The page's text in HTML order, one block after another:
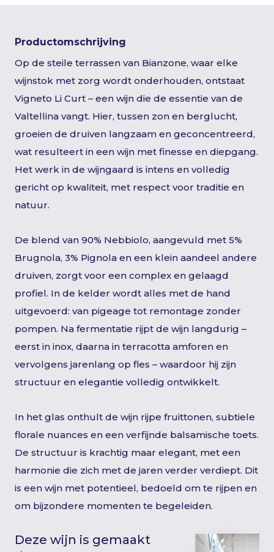
Productomschrijving
Op de steile terrassen van Bianzone, waar elke
wijnstok met zorg wordt onderhouden, ontstaat
Vigneto Li Curt – een wijn die de essentie van de
Valtellina vangt. Hier, tussen zon en berglucht,
groeien de druiven langzaam en geconcentreerd,
wat resulteert in een wijn met finesse en diepgang.
Het werk in de wijngaard is intens en volledig
gericht op kwaliteit, met respect voor traditie en
natuur.
De blend van 90% Nebbiolo, aangevuld met 5%
Brugnola, 3% Pignola en een klein aandeel andere
druiven, zorgt voor een complex en gelaagd
profiel. In de kelder wordt alles met de hand
uitgevoerd: van pigeage tot remontage zonder
pompen. Na fermentatie rijpt de wijn langdurig –
eerst in inox, daarna in terracotta amforen en
vervolgens jarenlang op fles – waardoor hij zijn
structuur en elegantie volledig ontwikkelt.
In het glas onthult de wijn rijpe fruittonen, subtiele
florale nuances en een verfijnde balsamische toets.
De structuur is krachtig maar elegant, met een
harmonie die zich met de jaren verder verdiept. Dit
is een wijn met potentieel, bedoeld om te rijpen en
om bijzondere momenten te begeleiden.
Deze wijn is gemaakt